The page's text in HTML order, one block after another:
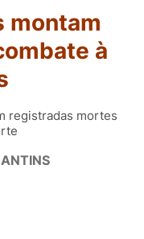
montam
à
registradas mortes